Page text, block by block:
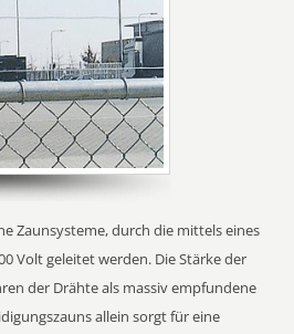
Zaunsysteme, durch die mittels eines
Volt geleitet werden. Die Stärke der
der Drähte als massiv empfundene
allein sorgt für eine